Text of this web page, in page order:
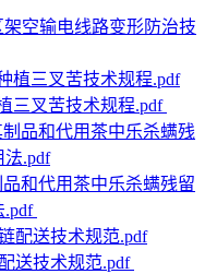
架空输电线路变形防治技
三叉苦技术规程.pdf
和代用茶中乐杀螨残留
.pdf
送技术规范.pdf